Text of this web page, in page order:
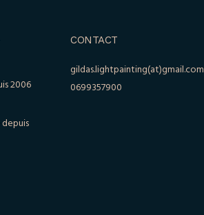
2006
CONTACT
gildas.lightpainting(at)gmail.com
0699357900